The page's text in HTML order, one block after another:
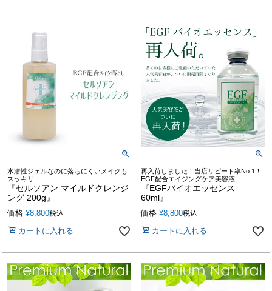
水溶性ジェルなのに落ちにくいメイクも
スッキリ
『セルソアン マイルドクレンジ
ング 200g』
価格 ¥8,800税込
カートに入れる
再入荷しました！当店リピート率No.1！
EGF配合エイジングケア美容液
『EGFバイオエッセンス
60ml』
価格 ¥8,800税込
カートに入れる